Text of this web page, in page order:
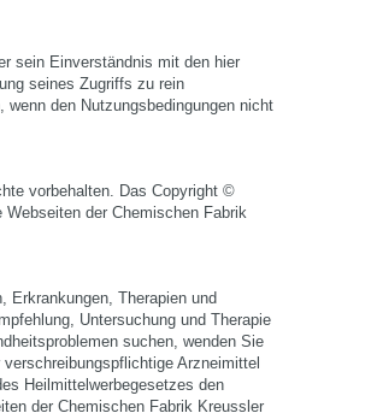
sein Einverständnis mit den hier
seines Zugriffs zu rein
den Nutzungsbedingungen nicht
vorbehalten. Das Copyright ©
der Chemischen Fabrik
Erkrankungen, Therapien und
Untersuchung und Therapie
suchen, wenden Sie
Arzneimittel
Heilmittelwerbegesetzes den
der Chemischen Fabrik Kreussler